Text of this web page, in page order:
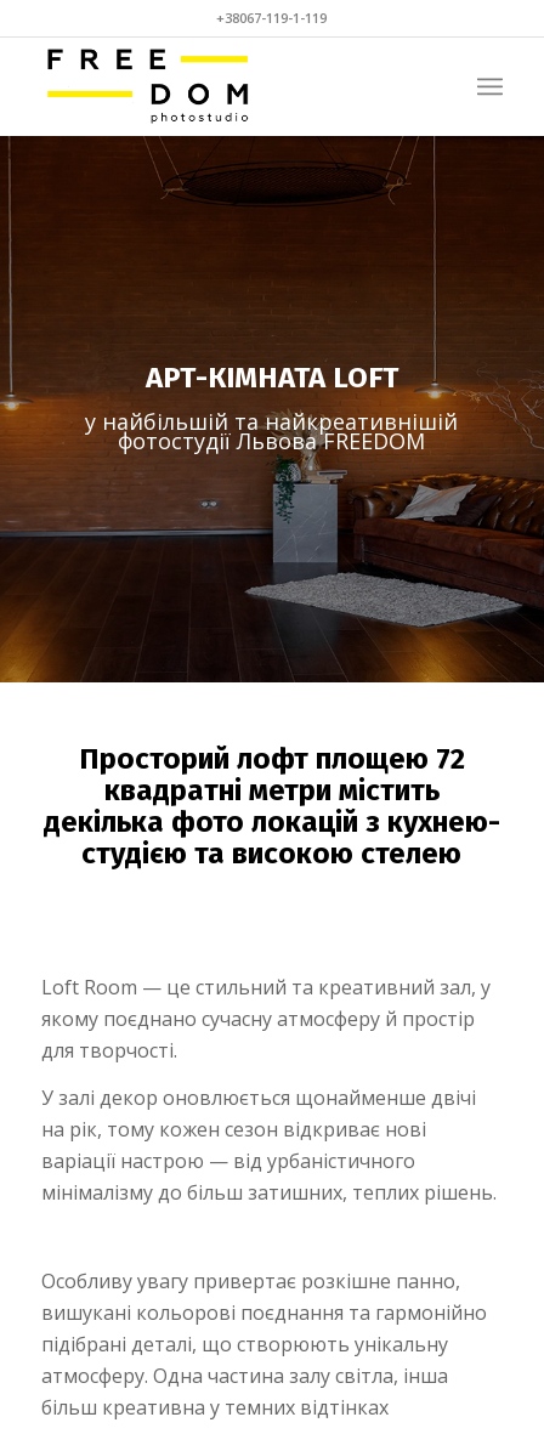
+38067-119-1-119
АРТ-КІМНАТА LOFT
у найбільшій та найкреативнішій
фотостудії Львова FREEDOM
Просторий лофт площею 72
квадратні метри містить
декілька фото локацій з кухнею-
студією та високою стелею
Loft Room — це стильний та креативний зал, у
якому поєднано сучасну атмосферу й простір
для творчості.
У залі декор оновлюється щонайменше двічі
на рік, тому кожен сезон відкриває нові
варіації настрою — від урбаністичного
мінімалізму до більш затишних, теплих рішень.
Особливу увагу привертає розкішне панно,
вишукані кольорові поєднання та гармонійно
підібрані деталі, що створюють унікальну
атмосферу. Одна частина залу світла, інша
більш креативна у темних відтінках